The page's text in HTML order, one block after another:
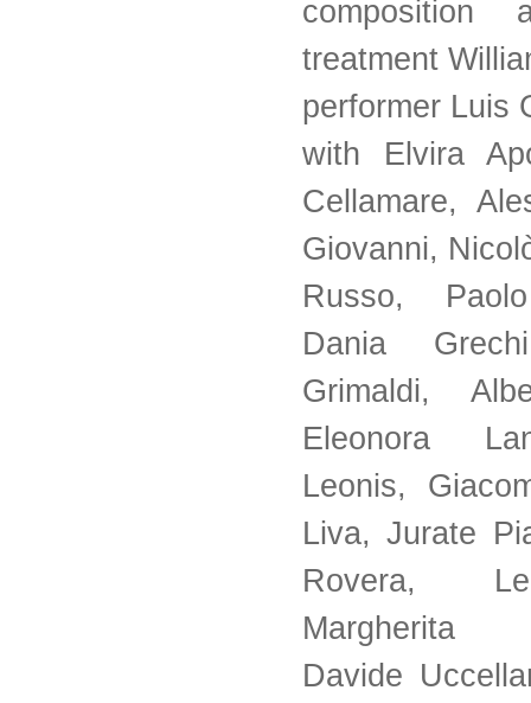
composition
treatment
performer Luis
with Elvira
Cellamare,
Giovanni,
Russo,
Dania
Grimaldi,
Eleonora
Leonis,
Liva, Jurate
Rovera,
Margherita
Davide